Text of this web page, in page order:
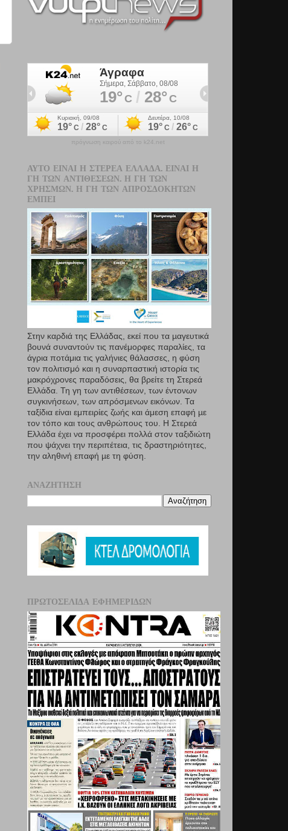
πρόγνωση καιρού από το k24.net
ΑΥΤΌ ΕΊΝΑΙ Η ΣΤΕΡΕΆ ΕΛΛΆΔΑ. ΕΊΝΑΙ Η
ΓΗ ΤΩΝ ΑΝΤΙΘΈΣΕΩΝ. Η ΓΗ ΤΩΝ
ΧΡΗΣΜΏΝ. Η ΓΗ ΤΩΝ ΑΠΡΟΣΔΌΚΗΤΩΝ
ΕΜΠΕΙ
Στην καρδιά της Ελλάδας, εκεί που τα µαγευτικά
βουνά συναντούν τις πανέμορφες παραλίες, τα
άγρια ποτάμια τις γαλήνιες θάλασσες, η φύση
τον πολιτισμό και η συναρπαστική ιστορία τις
μακρόχρονες παραδόσεις, θα βρείτε τη Στερεά
Ελλάδα. Τη γη των αντιθέσεων, των έντονων
συγκινήσεων, των απρόσμενων εικόνων. Τα
ταξίδια είναι εμπειρίες ζωής και άμεση επαφή µε
τον τόπο και τους ανθρώπους του. Η Στερεά
Ελλάδα έχει να προσφέρει πολλά στον ταξιδιώτη
που ψάχνει την περιπέτεια, τις δραστηριότητες,
την αληθινή επαφή µε τη φύση.
ΑΝΑΖΉΤΗΣΗ
ΠΡΩΤΟΣΈΛΙΔΑ ΕΦΗΜΕΡΊΔΩΝ